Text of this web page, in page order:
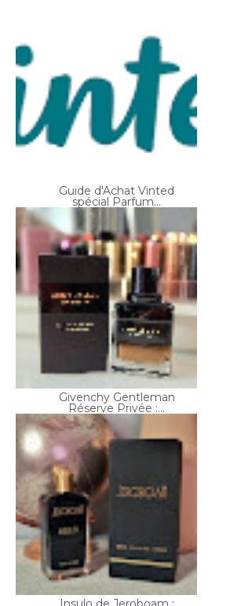
Guide d'Achat Vinted
spécial Parfum...
Givenchy Gentleman
Réserve Privée :...
Insulo de Jeroboam :
une vanille de...